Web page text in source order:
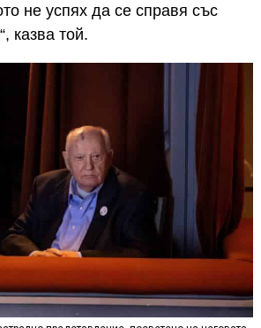
не успях да се справя със
казва той.